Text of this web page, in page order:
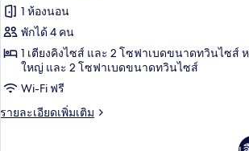
ของ
ห้อง
ซู
พี
1 ห้องนอน
พักได้ 4 คน
1 เตียงคิงไซส์ และ 2 โซฟาเบดขนาดทวินไซส์
ใหญ่ และ 2 โซฟาเบดขนาดทวินไซส์
Wi-Fi ฟรี
รายละเอียดเพิ่มเติม
ราย